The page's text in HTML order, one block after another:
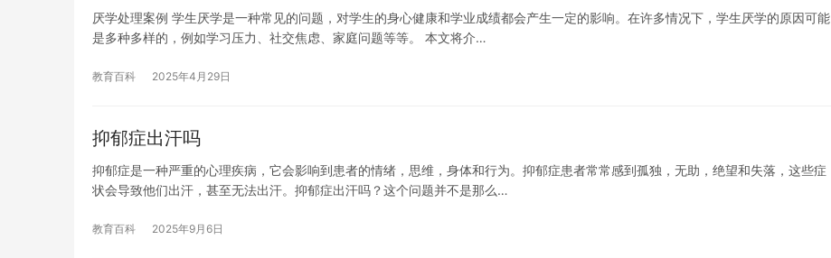
厌学处理案例 学生厌学是一种常见的问题，对学生的身心健康和学业成绩都会产生一定的影响。在许多情况下，学生厌学的原因可能
是多种多样的，例如学习压力、社交焦虑、家庭问题等等。 本文将介…
教育百科 2025年4月29日
抑郁症出汗吗
抑郁症是一种严重的心理疾病，它会影响到患者的情绪，思维，身体和行为。抑郁症患者常常感到孤独，无助，绝望和失落，这些症
状会导致他们出汗，甚至无法出汗。抑郁症出汗吗？这个问题并不是那么…
教育百科 2025年9月6日